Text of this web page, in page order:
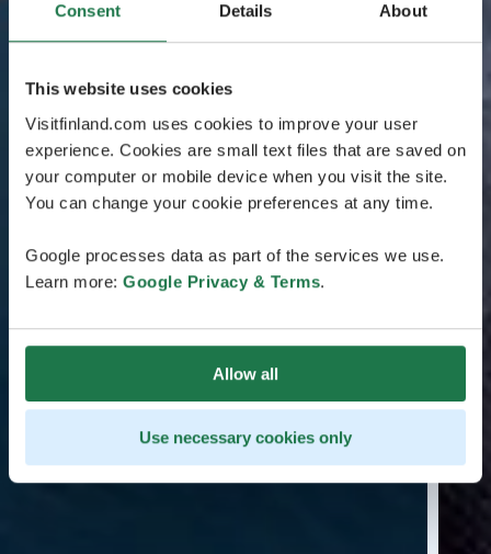
Consent Details About
This website uses cookies
Visitfinland.com uses cookies to improve your user
experience. Cookies are small text files that are saved on
your computer or mobile device when you visit the site.
You can change your cookie preferences at any time.
Google processes data as part of the services we use.
Learn more: Google Privacy & Terms.
Allow all
Use necessary cookies only